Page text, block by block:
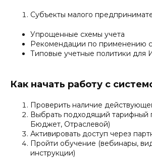
Субъекты малого
Упрощенные схемы учета
Рекомендации по применению
Типовые учетные политики
Как начать работу с
Проверить наличие
Выбрать подходящий
Бюджет, Отраслевой)
Активировать доступ через
Пройти обучение (вебинары,
инструкции)